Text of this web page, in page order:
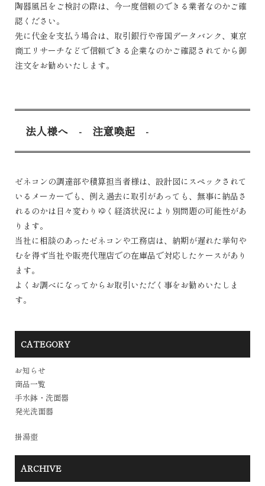
陶器風呂をご検討の際は、今一度信頼のできる業者なのかご確
認ください。
先に代金を支払う場合は、取引銀行や帝国データバンク、東京
商工リサーチなどで信頼できる企業なのかご確認されてから御
注文をお勧めいたします。
法人様へ - 注意喚起 -
ゼネコンの調達部や積算担当者様は、設計図にスペックされて
いるメーカーでも、例え過去に取引があっても、無事に納品さ
れるのかは日々変わりゆく経済状況により別問題の可能性があ
ります。
当社に相談のあったゼネコンや工務店は、納期が遅れた挙句や
むを得ず当社や販売代理店での在庫品で対応したケースがあり
ます。
よくお調べになってからお取引いただく事をお勧めいたしま
す。
CATEGORY
お知らせ
商品一覧
手水鉢・洗面器
発光洗面器
掛湯壺
ARCHIVE